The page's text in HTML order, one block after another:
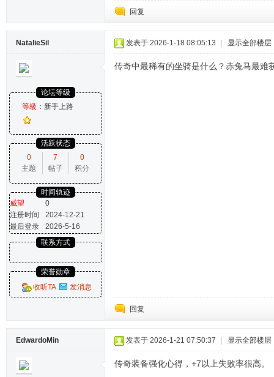
回复
NatalieSil
论坛等级
等級： 新手上路
活跃状态
0
主题
7
帖子
0
积分
时间轨迹
威望
0
注册时间
2024-12-21
最后登录
2026-5-16
联系方式
荣誉勋章
收听TA
发消息
发表于 2026-1-18 08:05:13 显示全部楼层
传奇中最稀有的坐骑是什么？赤兔马最难
回复
EdwardoMin 发表于 2026-1-21 07:50:37 显示全部楼层
传奇装备强化心得，+7以上失败率很高。